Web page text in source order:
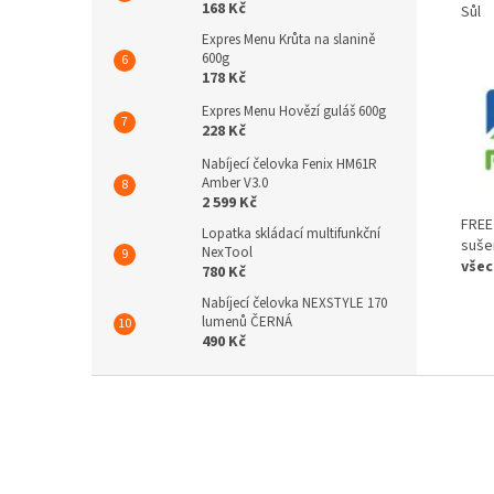
168 Kč
Expres Menu Krůta na slanině
600g
178 Kč
Expres Menu Hovězí guláš 600g
228 Kč
Nabíjecí čelovka Fenix HM61R
Amber V3.0
2 599 Kč
Lopatka skládací multifunkční
NexTool
780 Kč
Nabíjecí čelovka NEXSTYLE 170
lumenů ČERNÁ
490 Kč
Sůl